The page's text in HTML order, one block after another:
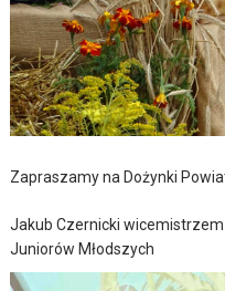
Zapraszamy na Dożynki
Jakub Czernicki
Juniorów Młodszych